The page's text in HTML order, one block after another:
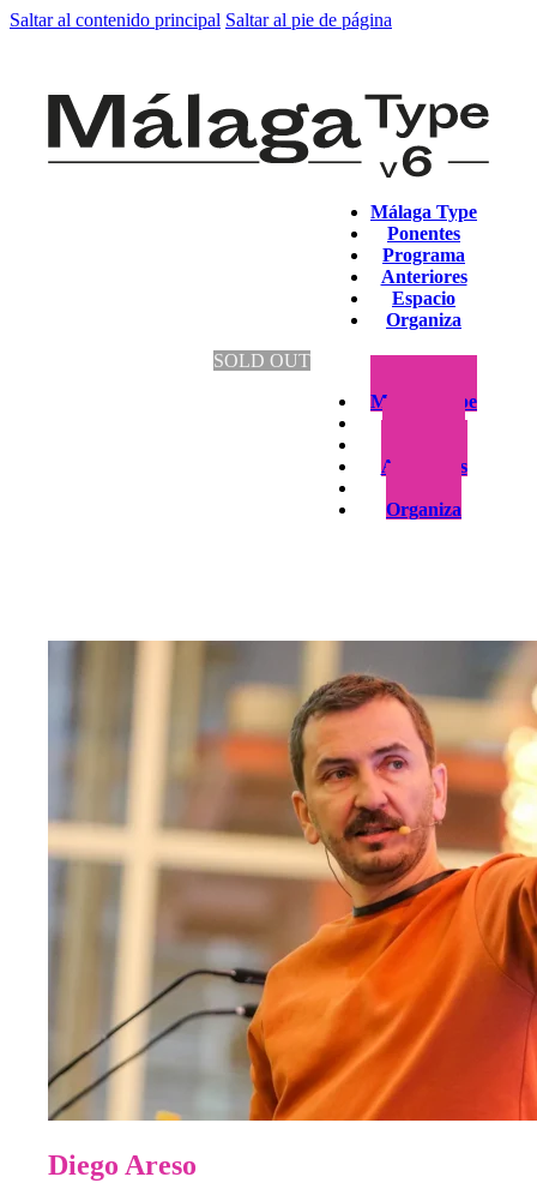
Saltar al contenido principal Saltar al pie de página
Málaga Type
Ponentes
Programa
Anteriores
Espacio
Organiza
Málaga Type
Anteriores
Organiza
SOLD OUT
Diego Areso